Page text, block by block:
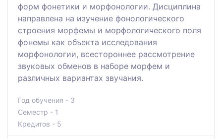
форм фонетики и морфонологии. Дисциплина
направлена на изучение фонологического
строения морфемы и морфологического поля
фонемы как объекта исследования
морфонологии, всестороннее рассмотрение
звуковых обменов в наборе морфем и
различных вариантах звучания.
Год обучения - 3
Семестр - 1
Кредитов - 5